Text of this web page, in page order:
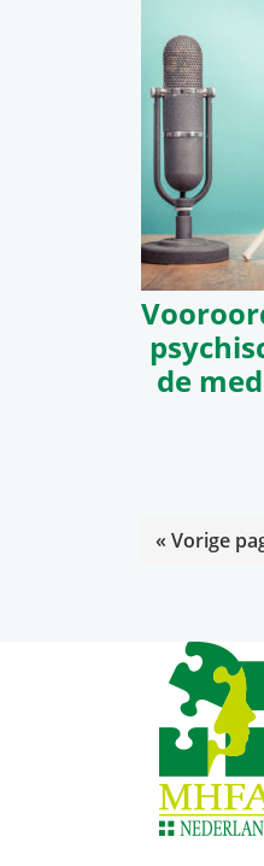
de
« Ga
Vorige